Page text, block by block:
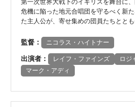
第一次世界大戦下のイギリスを舞台に
危機に陥った地元合唱団を守るべく新
た主人公が、寄せ集めの団員たちとと
監督： ニコラス・ハイトナー
出演者： レイフ・ファインズ
ロジ
マーク・アディ